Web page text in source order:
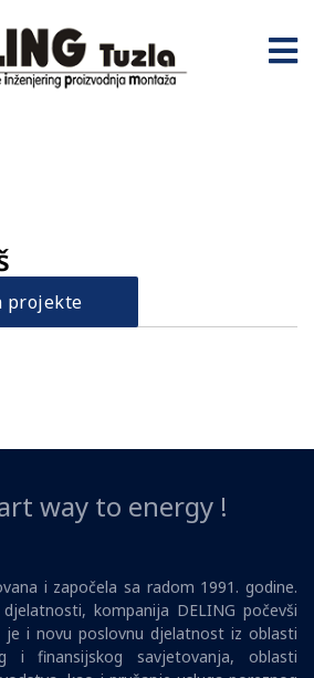
projekte
way to energy !
i započela sa radom 1991. godine.
kompanija DELING počevši
je i novu poslovnu djelatnost iz oblasti
i finansijskog savjetovanja, oblasti